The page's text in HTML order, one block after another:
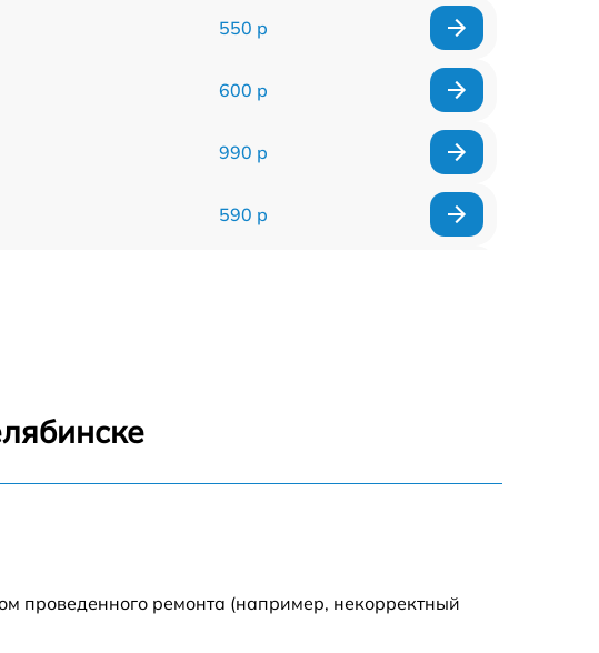
550 р
600 р
990 р
590 р
проведенного ремонта (например, некорректный